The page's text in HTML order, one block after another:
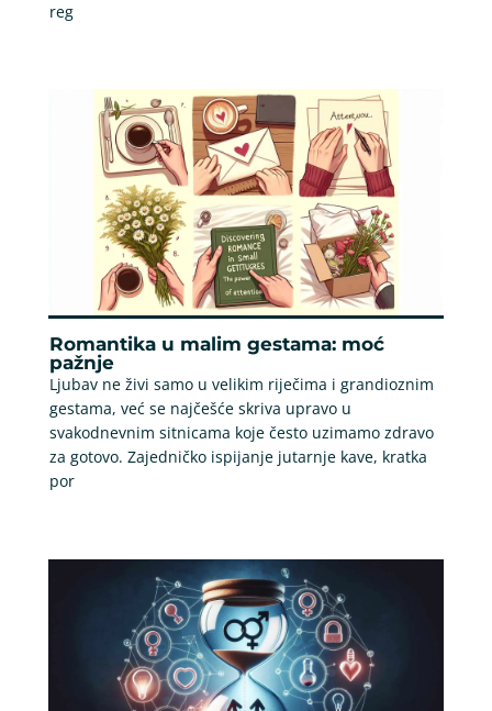
reg
Romantika u malim gestama: moć
pažnje
Ljubav ne živi samo u velikim riječima i grandioznim
gestama, već se najčešće skriva upravo u
svakodnevnim sitnicama koje često uzimamo zdravo
za gotovo. Zajedničko ispijanje jutarnje kave, kratka
por